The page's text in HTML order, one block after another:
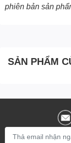
phiên bản sản
SẢN PHẨM